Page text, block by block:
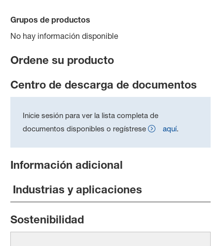
Grupos de productos
No hay información disponible
Ordene su producto
Centro de descarga de documentos
Inicie sesión para ver la lista completa de
documentos disponibles o regístrese
aquí.
Información adicional
Industrias y aplicaciones
Sostenibilidad